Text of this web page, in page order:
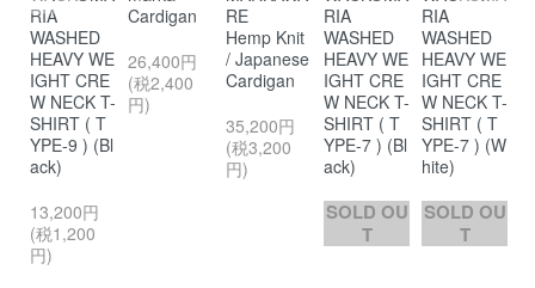
RIA
WASHED
HEAVY WE
IGHT CRE
W NECK T-
SHIRT ( T
YPE-9 ) (Bl
ack)
13,200円
(税1,200
円)
Cardigan
26,400円
(税2,400
円)
RE
Hemp Knit
/ Japanese
Cardigan
35,200円
(税3,200
円)
RIA
WASHED
HEAVY WE
IGHT CRE
W NECK T-
SHIRT ( T
YPE-7 ) (Bl
ack)
SOLD OU
T
RIA
WASHED
HEAVY WE
IGHT CRE
W NECK T-
SHIRT ( T
YPE-7 ) (W
hite)
SOLD OU
T